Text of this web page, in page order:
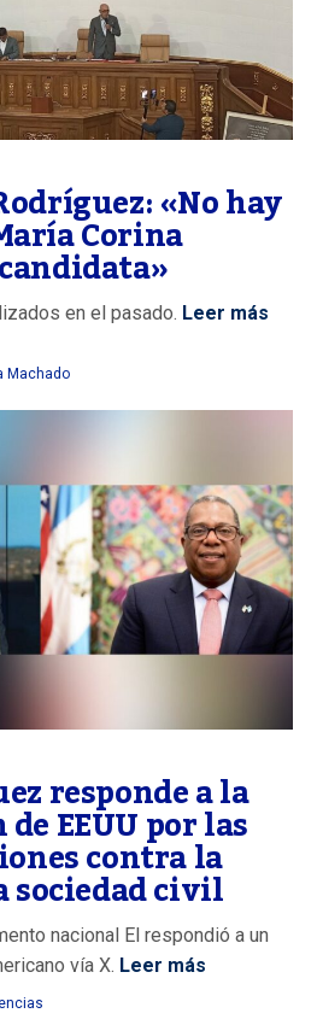
«No hay
Corina
en el pasado. Leer más
Machado
responde a la
EEUU por las
contra la
sociedad civil
nacional El respondió a un
vía X. Leer más